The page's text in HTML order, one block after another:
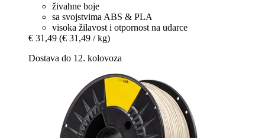
živahne boje
sa svojstvima ABS & PLA
visoka žilavost i otpornost na udarce
€ 31,49 (€ 31,49 / kg)
Dostava do 12. kolovoza